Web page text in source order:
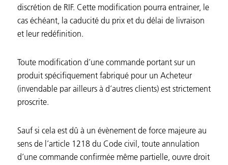
discrétion de RIF. Cette modification pourra entrainer, le
cas échéant, la caducité du prix et du délai de livraison
et leur redéfinition.
Toute modification d’une commande portant sur un
produit spécifiquement fabriqué pour un Acheteur
(invendable par ailleurs à d’autres clients) est strictement
proscrite.
Sauf si cela est dû à un évènement de force majeure au
sens de l’article 1218 du Code civil, toute annulation
d’une commande confirmée même partielle, ouvre droit